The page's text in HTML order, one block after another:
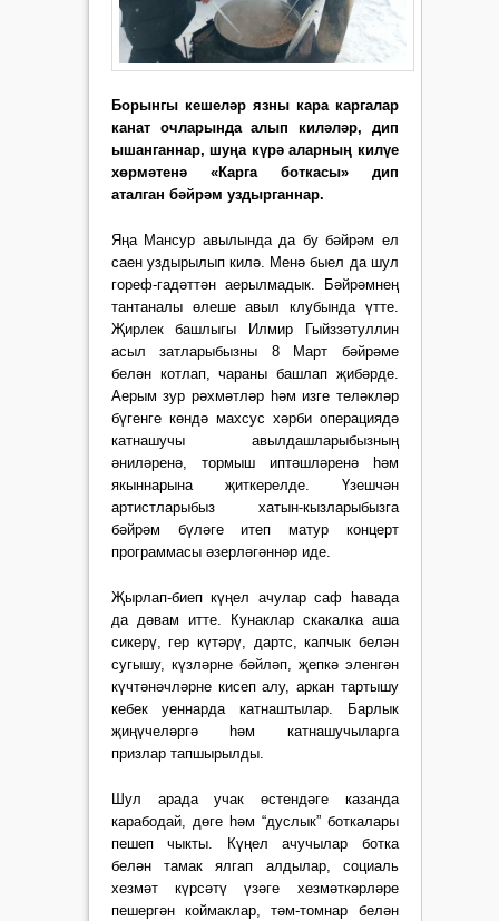
Борынгы кешеләр язны кара каргалар
канат очларында алып киләләр, дип
ышанганнар, шуңа күрә аларның килүе
хөрмәтенә «Карга боткасы» дип
аталган бәйрәм уздырганнар.
Яңа Мансур авылында да бу бәйрәм ел
саен уздырылып килә. Менә быел да шул
гореф-гадәттән аерылмадык. Бәйрәмнең
тантаналы өлеше авыл клубында үтте.
Җирлек башлыгы Илмир Гыйззәтуллин
асыл затларыбызны 8 Март бәйрәме
белән котлап, чараны башлап җибәрде.
Аерым зур рәхмәтләр һәм изге теләкләр
бүгенге көндә махсус хәрби операциядә
катнашучы авылдашларыбызның
әниләренә, тормыш иптәшләренә һәм
якыннарына җиткерелде. Үзешчән
артистларыбыз хатын-кызларыбызга
бәйрәм бүләге итеп матур концерт
программасы әзерләгәннәр иде.
Җырлап-биеп күңел ачулар саф һавада
да дәвам итте. Кунаклар скакалка аша
сикерү, гер күтәрү, дартс, капчык белән
сугышу, күзләрне бәйләп, җепкә эленгән
күчтәнәчләрне кисеп алу, аркан тартышу
кебек уеннарда катнаштылар. Барлык
җиңүчеләргә һәм катнашучыларга
призлар тапшырылды.
Шул арада учак өстендәге казанда
карабодай, дөге һәм “дуслык” боткалары
пешеп чыкты. Күңел ачучылар ботка
белән тамак ялгап алдылар, социаль
хезмәт күрсәтү үзәге хезмәткәрләре
пешергән коймаклар, тәм-томнар белән